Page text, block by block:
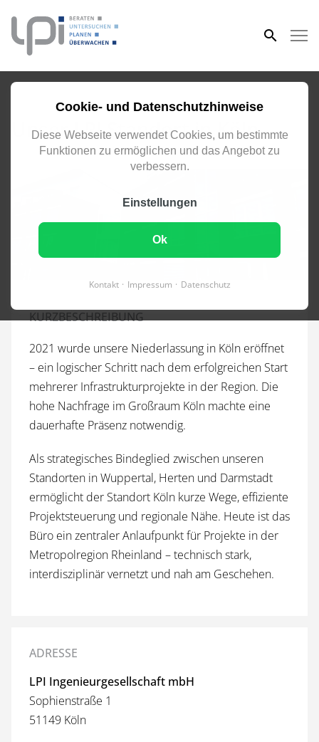
Cookie- und Datenschutzhinweise
Diese Webseite verwendet Cookies, um bestimmte
Funktionen zu ermöglichen und das Angebot zu
verbessern.
Einstellungen
Ok
Kontakt Impressum Datenschutz
Unser LPI Standort in Köln
KURZBESCHREIBUNG
2021 wurde unsere Niederlassung in Köln eröffnet
– ein logischer Schritt nach dem erfolgreichen Start
mehrerer Infrastrukturprojekte in der Region. Die
hohe Nachfrage im Großraum Köln machte eine
dauerhafte Präsenz notwendig.
Als strategisches Bindeglied zwischen unseren
Standorten in Wuppertal, Herten und Darmstadt
ermöglicht der Standort Köln kurze Wege, effiziente
Projektsteuerung und regionale Nähe. Heute ist das
Büro ein zentraler Anlaufpunkt für Projekte in der
Metropolregion Rheinland – technisch stark,
interdisziplinär vernetzt und nah am Geschehen.
ADRESSE
LPI Ingenieurgesellschaft mbH
Sophienstraße 1
51149 Köln